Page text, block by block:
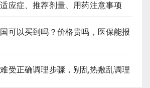
应症、推荐剂量、用药注意事项
可以买到吗？价格贵吗，医保能报
受正确调理步骤，别乱热敷乱调理